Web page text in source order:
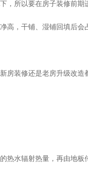
，所以要在房子装修前期
高，干铺、湿铺回填后会
房装修还是老房升级改造
热水辐射热量，再由地